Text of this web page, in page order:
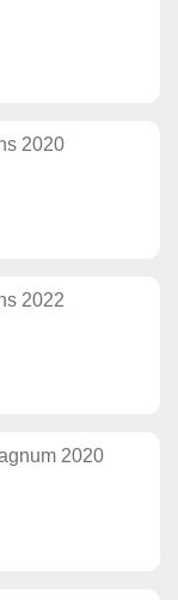
2020
2022
2020